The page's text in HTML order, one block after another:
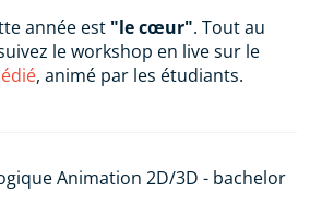
année est "le cœur". Tout au
le workshop en live sur le
, animé par les étudiants.
Animation 2D/3D - bachelor